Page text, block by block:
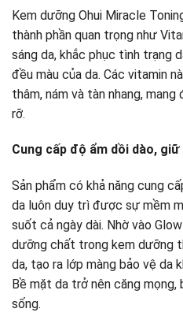
Kem dưỡng Ohui Miracle
thành phần quan trọng như
sáng da, khắc phục tình trạng
đều màu của da. Các vitamin
thâm, nám và tàn nhang,
rỡ.
Cung cấp độ ẩm dồi dào, giữ
Sản phẩm có khả năng cung
da luôn duy trì được sự mềm
suốt cả ngày dài. Nhờ vào
dưỡng chất trong kem dưỡng
da, tạo ra lớp màng bảo vệ da
Bề mặt da trở nên căng
sống.